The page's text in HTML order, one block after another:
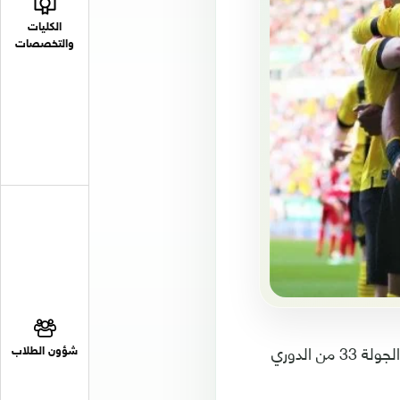
الكليات
والتخصصات
شؤون الطلاب حقق بوروسيا دورتموند فوزاً ثميناً خارج أرضه أمام أوغسبورغ 3-صفر اليوم الأحد في الجولة 33 من الدوري